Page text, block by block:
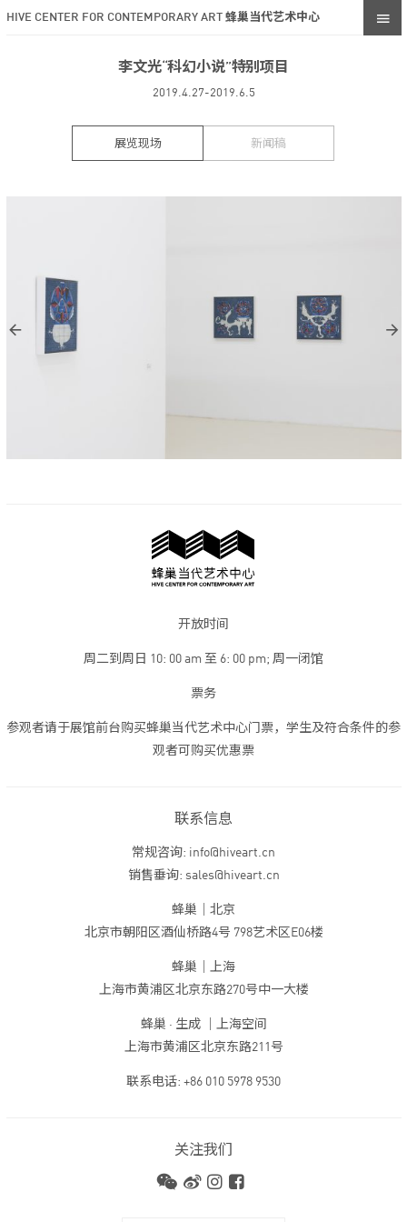
HIVE CENTER FOR CONTEMPORARY ART 蜂巢当代艺术中心
李文光“科幻小说”特别项目
2019.4.27-2019.6.5
展览现场 新闻稿
开放时间
周二到周日 10: 00 am 至 6: 00 pm; 周一闭馆
票务
参观者请于展馆前台购买蜂巢当代艺术中心门票，学生及符合条件的参
观者可购买优惠票
联系信息
常规咨询: info@hiveart.cn
销售垂询: sales@hiveart.cn
蜂巢｜北京
北京市朝阳区酒仙桥路4号 798艺术区E06楼
蜂巢｜上海
上海市黄浦区北京东路270号中一大楼
蜂巢 · 生成 ｜上海空间
上海市黄浦区北京东路211号
联系电话: +86 010 5978 9530
关注我们